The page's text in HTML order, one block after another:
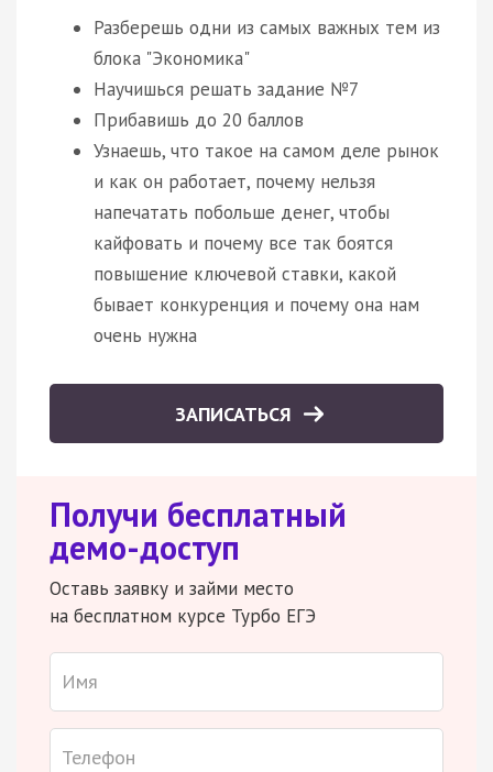
Разберешь одни из самых важных тем из
блока "Экономика"
Научишься решать задание №7
Прибавишь до 20 баллов
Узнаешь, что такое на самом деле рынок
и как он работает, почему нельзя
напечатать побольше денег, чтобы
кайфовать и почему все так боятся
повышение ключевой ставки, какой
бывает конкуренция и почему она нам
очень нужна
ЗАПИСАТЬСЯ
Получи бесплатный
демо-доступ
Оставь заявку и займи место
на бесплатном курсе Турбо ЕГЭ